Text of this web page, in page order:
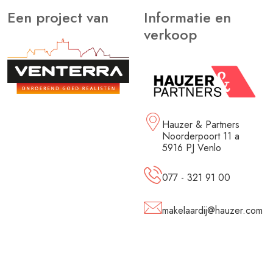
Een project van
Informatie en
verkoop
Hauzer & Partners
Noorderpoort 11 a
5916 PJ Venlo
077 - 321 91 00
makelaardij@hauzer.com